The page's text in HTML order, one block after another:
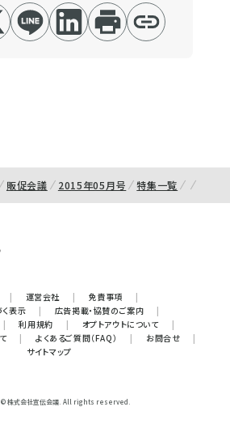
販促会議 2015年05月号 特集一覧
| 運営会社 | 免責事項
|
表示
| 広告掲載・協賛のご案内
|
| 利用規約 | オプトアウトについて
|
| よくあるご質問（FAQ） | お問合せ
|
サイトマップ
株式会社宣伝会議. All rights reserved.